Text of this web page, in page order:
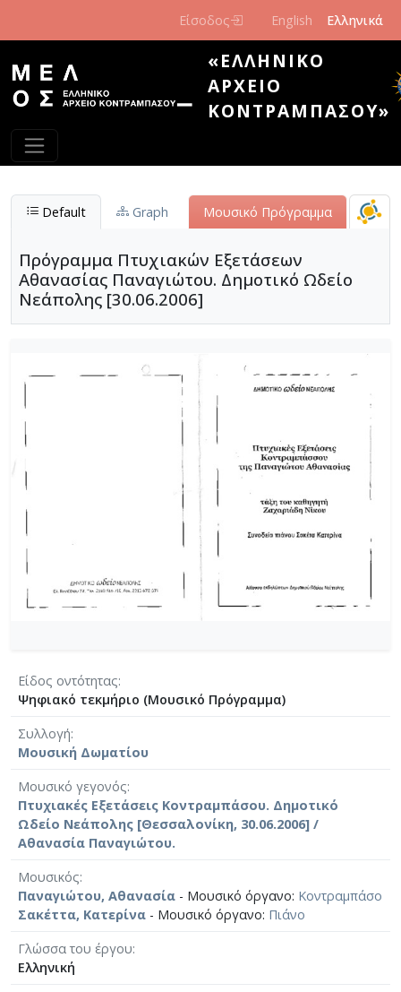
Είσοδος English Ελληνικά
«ΕΛΛΗΝΙΚΌ
ΑΡΧΕΊΟ
ΚΟΝΤΡΑΜΠΆΣΟΥ»
Default Graph Μουσικό Πρόγραμμα
Πρόγραμμα Πτυχιακών Εξετάσεων
Αθανασίας Παναγιώτου. Δημοτικό Ωδείο
Νεάπολης [30.06.2006]
Είδος οντότητας
Ψηφιακό τεκμήριο (Μουσικό Πρόγραμμα)
Συλλογή
Μουσική Δωματίου
Μουσικό γεγονός
Πτυχιακές Εξετάσεις Κοντραμπάσου. Δημοτικό
Ωδείο Νεάπολης [Θεσσαλονίκη, 30.06.2006] /
Αθανασία Παναγιώτου.
Μουσικός
Παναγιώτου, Αθανασία - Μουσικό όργανο: Κοντραμπάσο
Σακέττα, Κατερίνα - Μουσικό όργανο: Πιάνο
Γλώσσα του έργου
Ελληνική